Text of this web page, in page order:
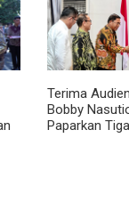
Terima
Bobby
Paparkan